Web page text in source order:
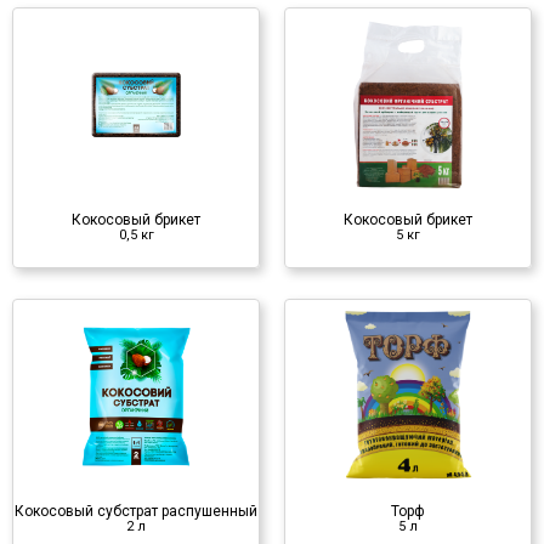
Кокосовый брикет
0,5 кг
Кокосовый брикет
5 кг
Кокосовый брикет
5 кг
Кокосовый субстрат распушенный
2 л
Торф
5 л
Торф
5 л
Субстрат